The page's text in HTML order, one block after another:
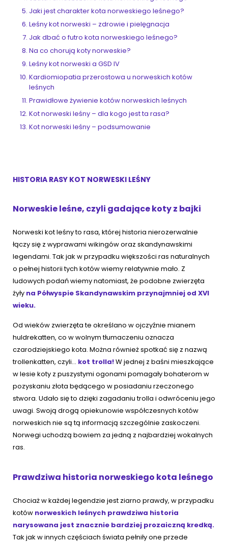
Jaki jest charakter kota norweskiego leśnego?
Leśny kot norweski – zdrowie i pielęgnacja
Jak dbać o futro kota norweskiego leśnego?
Na co chorują koty norweskie?
Leśny kot norweski a GSD IV
Kardiomiopatia przerostowa u norweskich kotów
leśnych
Prawidłowe żywienie kotów norweskich leśnych
Kot norweski leśny – dla kogo jest ta rasa?
Kot norweski leśny – podsumowanie
HISTORIA RASY KOT NORWESKI LEŚNY
Norweskie leśne, czyli gadające koty z bajki
Norweski kot leśny to rasa, której historia nierozerwalnie
łączy się z wyprawami wikingów oraz skandynawskimi
legendami. Tak jak w przypadku większości ras naturalnych
o pełnej historii tych kotów wiemy relatywnie mało. Z
ludowych podań wiemy natomiast, że podobne zwierzęta
żyły na Półwyspie Skandynawskim przynajmniej od XVI
wieku.
Od wieków zwierzęta te określano w ojczyźnie mianem
huldrekatten, co w wolnym tłumaczeniu oznacza
czarodziejskiego kota. Można również spotkać się z nazwą
trollenkatten, czyli... kot trolla!W jednej z baśni mieszkające
w lesie koty z puszystymi ogonami pomagały bohaterom w
pozyskaniu złota będącego w posiadaniu rzeczonego
stwora. Udało się to dzięki zagadaniu trolla i odwróceniu jego
uwagi. Swoją drogą opiekunowie współczesnych kotów
norweskich nie są tą informacją szczególnie zaskoczeni.
Norwegi uchodzą bowiem za jedną z najbardziej wokalnych
ras.
Prawdziwa historia norweskiego kota leśnego
Chociaż w każdej legendzie jest ziarno prawdy, w przypadku
kotów norweskich leśnych prawdziwa historia
narysowana jest znacznie bardziej prozaiczną kredką.
Tak jak w innych częściach świata pełniły one przede